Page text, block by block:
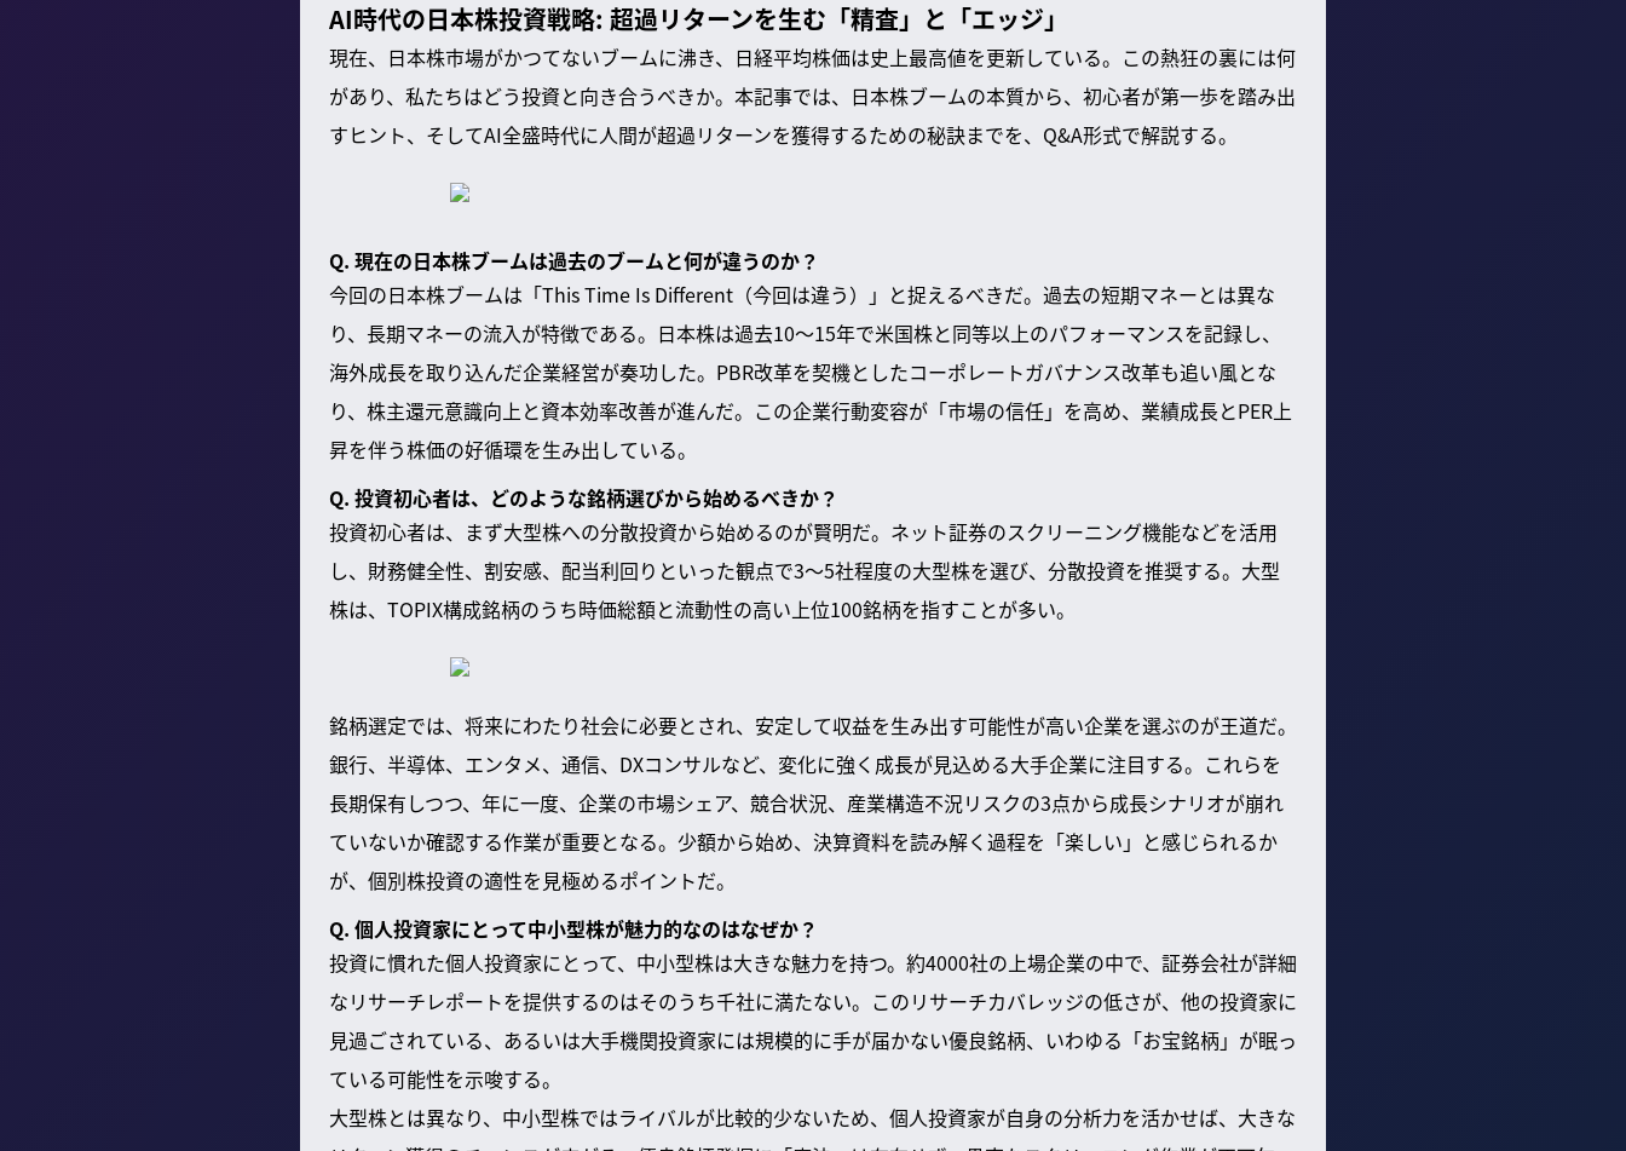
AI時代の日本株投資戦略: 超過リターンを生む「精査」と「エッジ」
現在、日本株市場がかつてないブームに沸き、日経平均株価は史上最高値を更新している。この熱狂の裏には何
があり、私たちはどう投資と向き合うべきか。本記事では、日本株ブームの本質から、初心者が第一歩を踏み出
すヒント、そしてAI全盛時代に人間が超過リターンを獲得するための秘訣までを、Q&A形式で解説する。
Q. 現在の日本株ブームは過去のブームと何が違うのか？
今回の日本株ブームは「This Time Is Different（今回は違う）」と捉えるべきだ。過去の短期マネーとは異な
り、長期マネーの流入が特徴である。日本株は過去10〜15年で米国株と同等以上のパフォーマンスを記録し、
海外成長を取り込んだ企業経営が奏功した。PBR改革を契機としたコーポレートガバナンス改革も追い風とな
り、株主還元意識向上と資本効率改善が進んだ。この企業行動変容が「市場の信任」を高め、業績成長とPER上
昇を伴う株価の好循環を生み出している。
Q. 投資初心者は、どのような銘柄選びから始めるべきか？
投資初心者は、まず大型株への分散投資から始めるのが賢明だ。ネット証券のスクリーニング機能などを活用
し、財務健全性、割安感、配当利回りといった観点で3〜5社程度の大型株を選び、分散投資を推奨する。大型
株は、TOPIX構成銘柄のうち時価総額と流動性の高い上位100銘柄を指すことが多い。
銘柄選定では、将来にわたり社会に必要とされ、安定して収益を生み出す可能性が高い企業を選ぶのが王道だ。
銀行、半導体、エンタメ、通信、DXコンサルなど、変化に強く成長が見込める大手企業に注目する。これらを
長期保有しつつ、年に一度、企業の市場シェア、競合状況、産業構造不況リスクの3点から成長シナリオが崩れ
ていないか確認する作業が重要となる。少額から始め、決算資料を読み解く過程を「楽しい」と感じられるか
が、個別株投資の適性を見極めるポイントだ。
Q. 個人投資家にとって中小型株が魅力的なのはなぜか？
投資に慣れた個人投資家にとって、中小型株は大きな魅力を持つ。約4000社の上場企業の中で、証券会社が詳細
なリサーチレポートを提供するのはそのうち千社に満たない。このリサーチカバレッジの低さが、他の投資家に
見過ごされている、あるいは大手機関投資家には規模的に手が届かない優良銘柄、いわゆる「お宝銘柄」が眠っ
ている可能性を示唆する。
大型株とは異なり、中小型株ではライバルが比較的少ないため、個人投資家が自身の分析力を活かせば、大きな